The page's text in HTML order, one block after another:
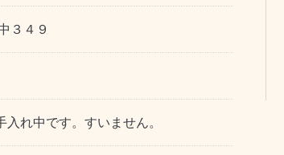
３４９
れ中です。すいません。